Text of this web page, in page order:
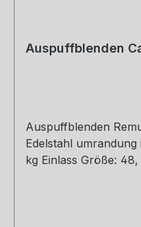
Auspuffblenden
Auspuffblenden
Edelstahl
kg Einlass Größe: